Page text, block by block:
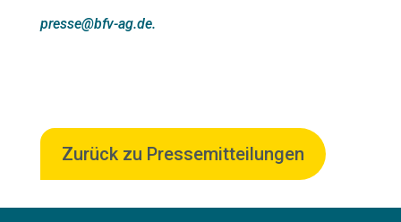
presse@bfv-ag.de.
Zurück zu Pressemitteilungen